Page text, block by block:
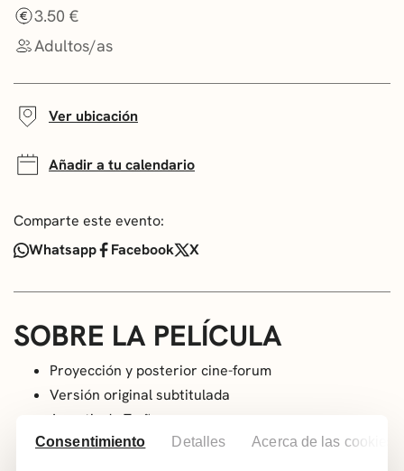
Consentimiento Detalles Acerca de las cookies
3.50 €
Adultos/as
Ver ubicación
Añadir a tu calendario
Comparte este evento:
Whatsapp
Facebook X
SOBRE LA PELÍCULA
Proyección y posterior cine-forum
Versión original subtitulada
A partir de 7 años
Genero: Drama